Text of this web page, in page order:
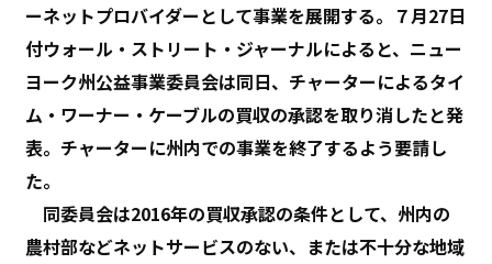
ーネットプロバイダーとして事業を展開する。７月27日
付ウォール・ストリート・ジャーナルによると、ニュー
ヨーク州公益事業委員会は同日、チャーターによるタイ
ム・ワーナー・ケーブルの買収の承認を取り消したと発
表。チャーターに州内での事業を終了するよう要請し
た。
同委員会は2016年の買収承認の条件として、州内の
農村部などネットサービスのない、または不十分な地域